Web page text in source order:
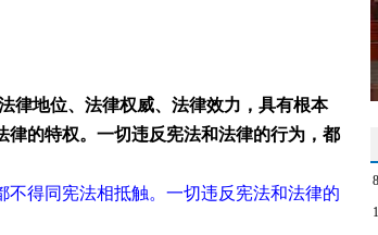
律地位、法律权威、法律效力，具有根本
的特权。一切违反宪法和法律的行为，都
不得同宪法相抵触。一切违反宪法和法律的